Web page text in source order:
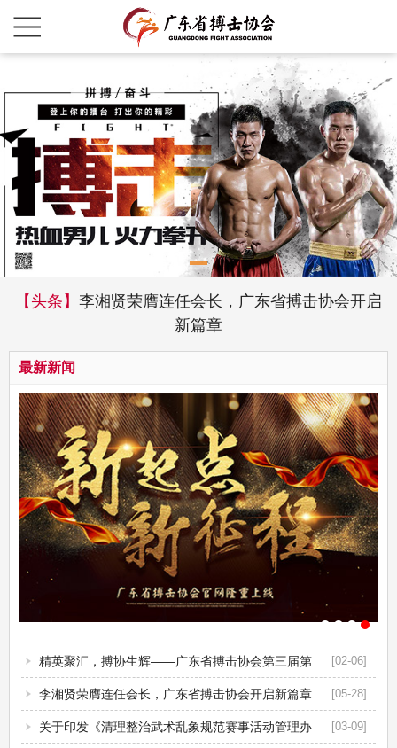
【头条】 李湘贤荣膺连任会长，广东省搏击协会开启
新篇章
最新新闻
[02-06]
精英聚汇，搏协生辉——广东省搏击协会第三届第
三次会员... [05-28]
李湘贤荣膺连任会长，广东省搏击协会开启新篇章
[03-09]
关于印发《清理整治武术乱象规范赛事活动管理办